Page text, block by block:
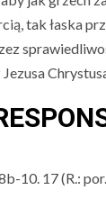
tak łaska
10. 17 (R.: